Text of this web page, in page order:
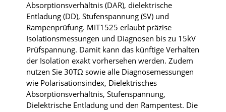
Absorptionsverhältnis (DAR), dielektrische
Entladung (DD), Stufenspannung (SV) und
Rampenprüfung. MIT1525 erlaubt präzise
Isolationsmessungen und Diagnosen bis zu 15kV
Prüfspannung. Damit kann das künftige Verhalten
der Isolation exakt vorhersehen werden. Zudem
nutzen Sie 30TΩ sowie alle Diagnosemessungen
wie Polarisationsindex, Dielektrisches
Absorptionsverhältnis, Stufenspannung,
Dielektrische Entladung und den Rampentest. Die